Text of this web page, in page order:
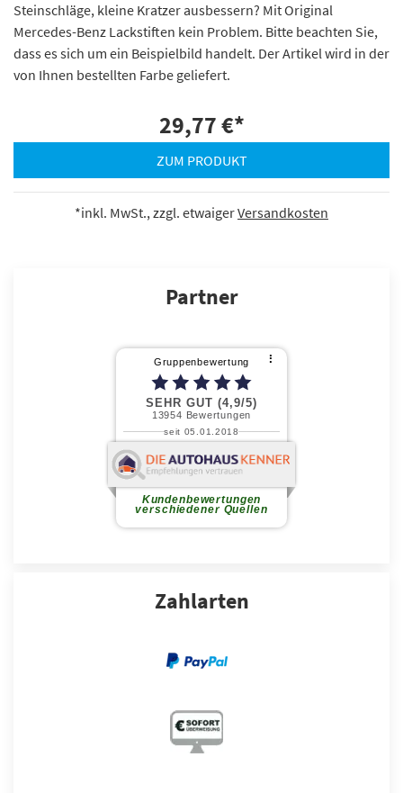
Steinschläge, kleine Kratzer ausbessern? Mit Original
Mercedes-Benz Lackstiften kein Problem. Bitte beachten Sie,
dass es sich um ein Beispielbild handelt. Der Artikel wird in der
von Ihnen bestellten Farbe geliefert.
29,77 €*
ZUM PRODUKT
*inkl. MwSt., zzgl. etwaigerVersandkosten
Partner
Zahlarten